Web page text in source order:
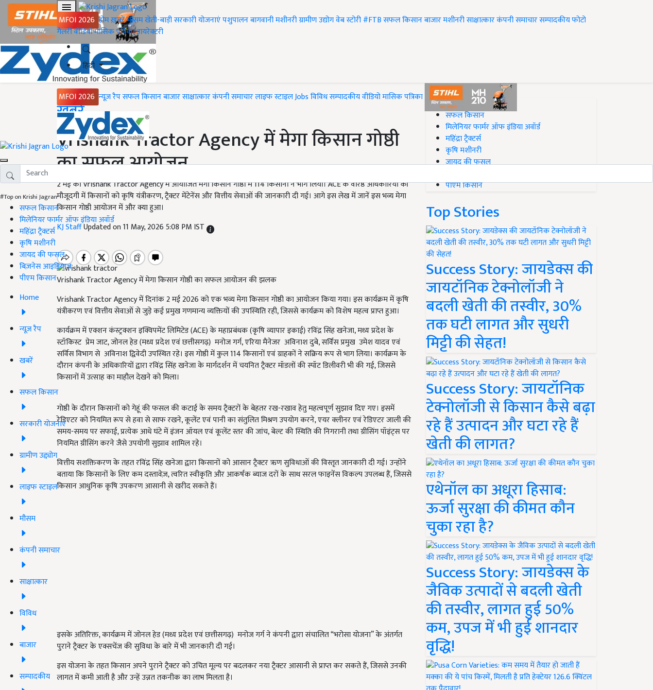
MFOI 2026 होमख़बरेंमौसमखेती-बाड़ीसरकारी योजनाएंपशुपालनबागवानीमशीनरीग्रामीण उद्योगवेब स्टोरी#FTBसफल किसानबाजारमशीनरीसाक्षात्कारकंपनी समाचारसम्पादकीयफोटो
गैलरीवीडियोमासिक पत्रिकाडायरेक्टरी
हिंदी
MFOI 2026 न्यूज़ रैपसफल किसानबाजारसाक्षात्कारकंपनी समाचारलाइफ स्टाइलJobsविविधसम्पादकीयवीडियोमासिक पत्रिका
#Top on Krishi Jagran
सफल किसान
मिलेनियर फार्मर ऑफ इंडिया अवॉर्ड
महिंद्रा ट्रैक्टर्स
कृषि मशीनरी
जायद की फसल
बिज़नेस आइडियाज
पीएम किसान
Home
न्यूज़ रैप
खबरें
सफल किसान
सरकारी योजनाएं
ग्रामीण उद्द्योग
लाइफ स्टाइल
मौसम
कंपनी समाचार
साक्षात्कार
विविध
बाजार
सम्पादकीय
Home
ख़बरें
Vrishank Tractor Agency में मेगा किसान गोष्ठी
का सफल आयोजन
2 मई को Vrishank Tractor Agency में आयोजित मेगा किसान गोष्ठी में 114 किसानों ने भाग लिया। ACE के वरिष्ठ अधिकारियों की
मौजूदगी में किसानों को कृषि यंत्रीकरण, ट्रैक्टर मेंटेनेंस और वित्तीय सेवाओं की जानकारी दी गई। आगे इस लेख में जानें इस भव्य मेगा
किसान गोष्ठी आयोजन में और क्या हुआ।
KJ StaffUpdated on 11 May, 2026 5:08 PM IST
Vrishank Tractor Agency में मेगा किसान गोष्ठी का सफल आयोजन की झलक
Vrishank Tractor Agency में दिनांक 2 मई 2026 को एक भव्य मेगा किसान गोष्ठी का आयोजन किया गया। इस कार्यक्रम में कृषि
यंत्रीकरण एवं वित्तीय सेवाओं से जुड़े कई प्रमुख गणमान्य व्यक्तियों की उपस्थिति रही, जिससे कार्यक्रम को विशेष महत्व प्राप्त हुआ।
कार्यक्रम में एक्शन कंस्ट्रक्शन इक्विपमेंट लिमिटेड (ACE) के महाप्रबंधक (कृषि व्यापार इकाई) रविंद्र सिंह खनेजा, मध्य प्रदेश के
स्टॉकिस्ट प्रेम जाट, जोनल हेड (मध्य प्रदेश एवं छत्तीसगढ़) मनोज गर्ग, एरिया मैनेजर अविनाश दुबे, सर्विस प्रमुख उमेश यादव एवं
सर्विस विभाग से अविनाश द्विवेदी उपस्थित रहे। इस गोष्ठी में कुल 114 किसानों एवं ग्राहकों ने सक्रिय रूप से भाग लिया। कार्यक्रम के
दौरान कंपनी के अधिकारियों द्वारा रविंद्र सिंह खनेजा के मार्गदर्शन में चयनित ट्रैक्टर मॉडलों की स्पॉट डिलीवरी भी की गई, जिससे
किसानों में उत्साह का माहौल देखने को मिला।
गोष्ठी के दौरान किसानों को गेहूं की फसल की कटाई के समय ट्रैक्टरों के बेहतर रख-रखाव हेतु महत्वपूर्ण सुझाव दिए गए। इसमें
रेडिएटर को नियमित रूप से हवा से साफ रखने, कूलेंट एवं पानी का संतुलित मिश्रण उपयोग करने, एयर क्लीनर एवं रेडिएटर जाली की
समय-समय पर सफाई, प्रत्येक आधे घंटे में इंजन ऑयल एवं कूलेंट स्तर की जांच, बेल्ट की स्थिति की निगरानी तथा ग्रीसिंग पॉइंट्स पर
नियमित ग्रीसिंग करने जैसे उपयोगी सुझाव शामिल रहे।
वित्तीय सशक्तिकरण के तहत रविंद्र सिंह खनेजा द्वारा किसानों को आसान ट्रैक्टर ऋण सुविधाओं की विस्तृत जानकारी दी गई। उन्होंने
बताया कि किसानों के लिए कम दस्तावेज़, त्वरित स्वीकृति और आकर्षक ब्याज दरों के साथ सरल फाइनेंस विकल्प उपलब्ध हैं, जिससे
किसान आधुनिक कृषि उपकरण आसानी से खरीद सकते हैं।
इसके अतिरिक्त, कार्यक्रम में जोनल हेड (मध्य प्रदेश एवं छत्तीसगढ़) मनोज गर्ग ने कंपनी द्वारा संचालित “भरोसा योजना” के अंतर्गत
पुराने ट्रैक्टर के एक्सचेंज की सुविधा के बारे में भी जानकारी दी गई।
इस योजना के तहत किसान अपने पुराने ट्रैक्टर को उचित मूल्य पर बदलकर नया ट्रैक्टर आसानी से प्राप्त कर सकते हैं, जिससे उनकी
लागत में कमी आती है और उन्हें उन्नत तकनीक का लाभ मिलता है।
#Top on Krishi Jagran
सफल किसान
मिलेनियर फार्मर ऑफ इंडिया अवॉर्ड
महिंद्रा ट्रैक्टर्स
कृषि मशीनरी
जायद की फसल
पीएम किसान
Top Stories
Success Story: जायडेक्स की
जायटॉनिक टेक्नोलॉजी ने
बदली खेती की तस्वीर, 30%
तक घटी लागत और सुधरी
मिट्टी की सेहत!
Success Story: जायटॉनिक
टेक्नोलॉजी से किसान कैसे बढ़ा
रहे हैं उत्पादन और घटा रहे हैं
खेती की लागत?
एथेनॉल का अधूरा हिसाब:
ऊर्जा सुरक्षा की कीमत कौन
चुका रहा है?
Success Story: जायडेक्स के
जैविक उत्पादों से बदली खेती
की तस्वीर, लागत हुई 50%
कम, उपज में भी हुई शानदार
वृद्धि!